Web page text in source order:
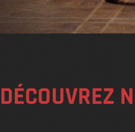
DÉCOUVREZ